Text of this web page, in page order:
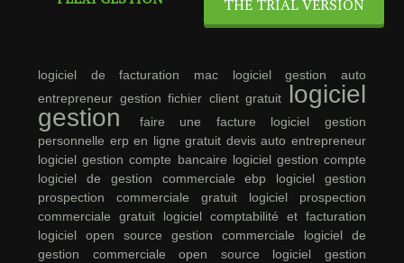
THE TRIAL VERSION
logiciel de facturation mac
logiciel gestion auto
entrepreneur gestion fichier client gratuit
logiciel
gestion
faire une facture
logiciel gestion
personnelle erp en ligne gratuit devis auto entrepreneur
logiciel gestion compte bancaire logiciel gestion compte
logiciel de gestion commerciale ebp
logiciel gestion
prospection commerciale gratuit
logiciel prospection
commerciale gratuit
logiciel comptabilité et facturation
logiciel open source gestion commerciale
logiciel de
gestion commerciale open source
logiciel gestion